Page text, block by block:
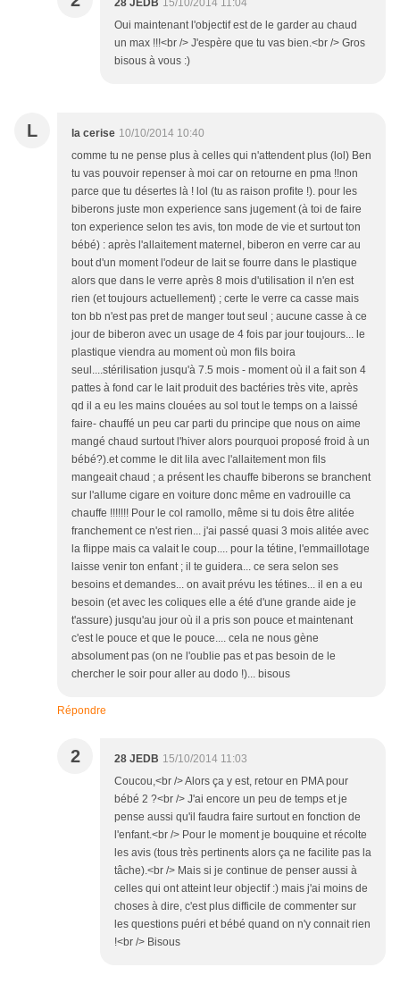
28 JEDB 15/10/2014 11:04
Oui maintenant l'objectif est de le garder au chaud
un max !!!<br /> J'espère que tu vas bien.<br /> Gros
bisous à vous :)
L la cerise 10/10/2014 10:40
comme tu ne pense plus à celles qui n'attendent plus (lol) Ben
tu vas pouvoir repenser à moi car on retourne en pma !!non
parce que tu désertes là ! lol (tu as raison profite !). pour les
biberons juste mon experience sans jugement (à toi de faire
ton experience selon tes avis, ton mode de vie et surtout ton
bébé) : après l'allaitement maternel, biberon en verre car au
bout d'un moment l'odeur de lait se fourre dans le plastique
alors que dans le verre après 8 mois d'utilisation il n'en est
rien (et toujours actuellement) ; certe le verre ca casse mais
ton bb n'est pas pret de manger tout seul ; aucune casse à ce
jour de biberon avec un usage de 4 fois par jour toujours... le
plastique viendra au moment où mon fils boira
seul....stérilisation jusqu'à 7.5 mois - moment où il a fait son 4
pattes à fond car le lait produit des bactéries très vite, après
qd il a eu les mains clouées au sol tout le temps on a laissé
faire- chauffé un peu car parti du principe que nous on aime
mangé chaud surtout l'hiver alors pourquoi proposé froid à un
bébé?).et comme le dit lila avec l'allaitement mon fils
mangeait chaud ; a présent les chauffe biberons se branchent
sur l'allume cigare en voiture donc même en vadrouille ca
chauffe !!!!!!! Pour le col ramollo, même si tu dois être alitée
franchement ce n'est rien... j'ai passé quasi 3 mois alitée avec
la flippe mais ca valait le coup.... pour la tétine, l'emmaillotage
laisse venir ton enfant ; il te guidera... ce sera selon ses
besoins et demandes... on avait prévu les tétines... il en a eu
besoin (et avec les coliques elle a été d'une grande aide je
t'assure) jusqu'au jour où il a pris son pouce et maintenant
c'est le pouce et que le pouce.... cela ne nous gène
absolument pas (on ne l'oublie pas et pas besoin de le
chercher le soir pour aller au dodo !)... bisous
Répondre
2 28 JEDB 15/10/2014 11:03
Coucou,<br /> Alors ça y est, retour en PMA pour
bébé 2 ?<br /> J'ai encore un peu de temps et je
pense aussi qu'il faudra faire surtout en fonction de
l'enfant.<br /> Pour le moment je bouquine et récolte
les avis (tous très pertinents alors ça ne facilite pas la
tâche).<br /> Mais si je continue de penser aussi à
celles qui ont atteint leur objectif :) mais j'ai moins de
choses à dire, c'est plus difficile de commenter sur
les questions puéri et bébé quand on n'y connait rien
!<br /> Bisous